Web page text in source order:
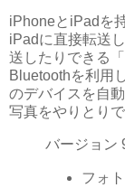
iPhoneとiPadを
iPadに直接転送
送したりできる
Bluetoothを利用
のデバイスを自
写真をやりとりで
バージョン
フォ